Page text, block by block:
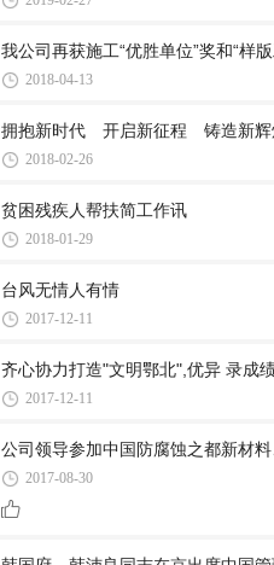
我公司再获施工“优胜单位”奖和“样
2018-04-13
拥抱新时代 开启新征程 铸造新
2018-02-26
贫困残疾人帮扶简工作讯
2018-01-29
台风无情人有情
2017-12-11
齐心协力打造"文明鄂北",优异 录成
2017-12-11
公司领导参加中国防腐蚀之都新材
2017-08-30